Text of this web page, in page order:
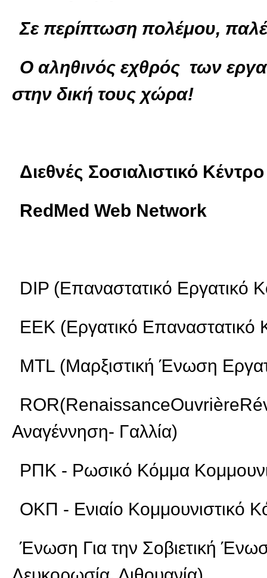
Σε περίπτωση πολέμου,
Ο αληθινός εχθρός των
στην δική τους χώρα!
Διεθνές Σοσιαλιστικό
RedMed Web Network
DIP (Επαναστατικό Εργατικό
EEK (Εργατικό
MTL (Μαρξιστική Ένωση
Αναγέννηση- Γαλλία)
ΡΠΚ - Ρωσικό Κόμμα
ΟΚΠ - Ενιαίο Κομμουνιστικό
Ένωση Για την Σοβιετική